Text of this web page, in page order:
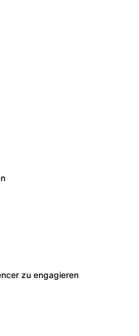
zu engagieren